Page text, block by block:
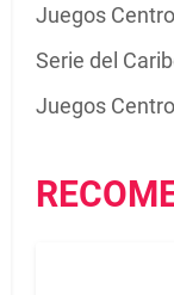
Juegos
Serie del
Juegos